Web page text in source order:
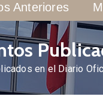
Anteriores
en el Diario